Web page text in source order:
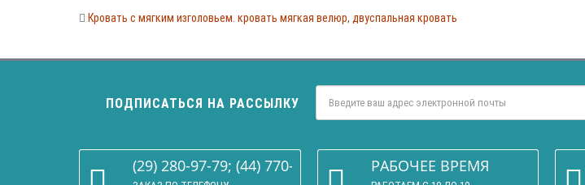
Кровать с мягким изголовьем. кровать мягкая велюр, двуспальная кровать
ПОДПИСАТЬСЯ НА РАССЫЛКУ
(29) 280-97-79; (44) 770-86-68 РАБОЧЕЕ ВРЕМЯ